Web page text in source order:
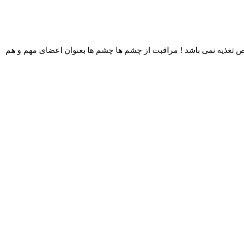
درمان توسط پزشک و متخصص تغذیه نمی باشد ! مراقبت از چشم ها چشم ها بعنوان اعضای مهم و هم